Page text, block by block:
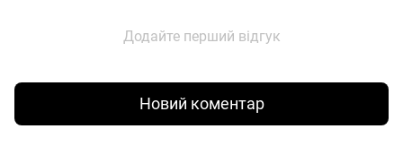
Додайте перший відгук
Новий коментар